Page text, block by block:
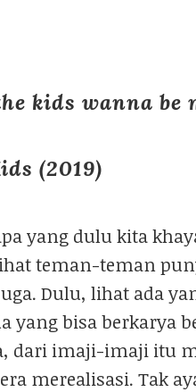
kids wanna be
(2019)
yang dulu kita
teman-teman
Dulu, lihat ada
yang bisa berkarya
dari imaji-imaji itu
merealisasi. Tak